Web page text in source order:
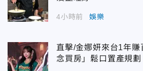
4小時前 娛樂
直擊/金娜妍來台1年
念買房」鬆口置產規劃